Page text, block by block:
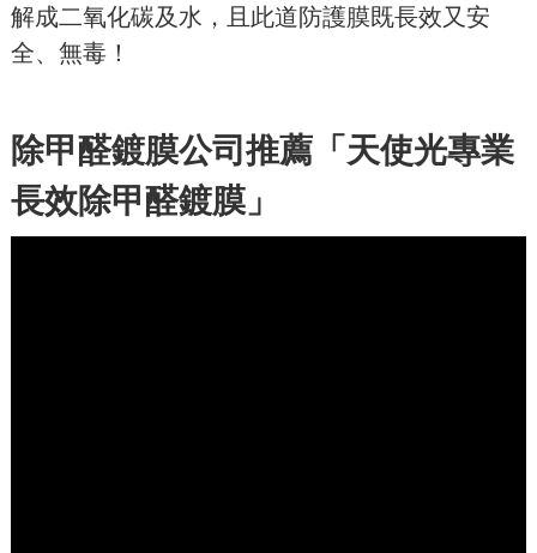
解成二氧化碳及水，且此道防護膜既長效又安
全、無毒！
除甲醛鍍膜公司推薦「天使光專業
長效除甲醛鍍膜」